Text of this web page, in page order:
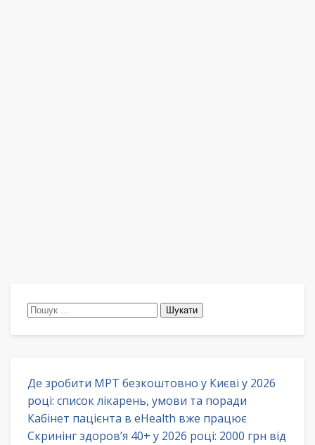
Пошук:
Де зробити МРТ безкоштовно у Києві у 2026
році: список лікарень, умови та поради
Кабінет пацієнта в eHealth вже працює
Скринінг здоров’я 40+ у 2026 році: 2000 грн від